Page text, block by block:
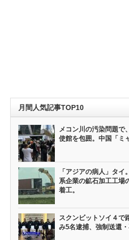
月間人気記事TOP10
メコン川の汚染問題で
使館を包囲。中国「ミ
「アジアの病人」タ
系企業の鉱石加工工場
着工。
スクンビットソイ４で
み5名逮捕、強制送還・